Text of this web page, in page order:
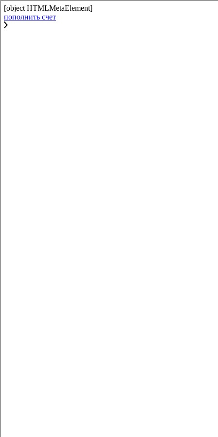
[object HTMLMetaElement]
пополнить счет